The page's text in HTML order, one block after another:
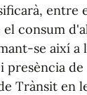
entre
consum
se així a
Trànsit en